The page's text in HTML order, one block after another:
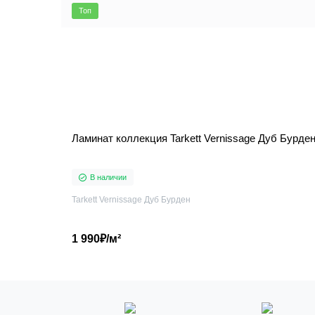
Топ
Ламинат коллекция Tarkett Vernissage Дуб Бурден
В наличии
Tarkett Vernissage Дуб Бурден
1 990₽/м²